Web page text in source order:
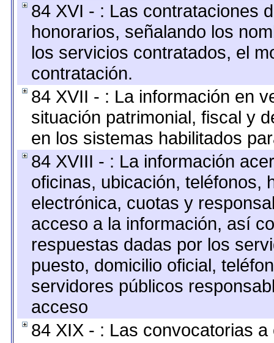
84 XVI - : Las contrataciones
honorarios, señalando los
los servicios contratados, el
contratación.
84 XVII - : La información en
situación patrimonial, fiscal y
en los sistemas habilitados
84 XVIII - : La información
oficinas, ubicación, teléfonos,
electrónica, cuotas y
acceso a la información, así
respuestas dadas por los
puesto, domicilio oficial,
servidores públicos
acceso
84 XIX - : Las convocatorias